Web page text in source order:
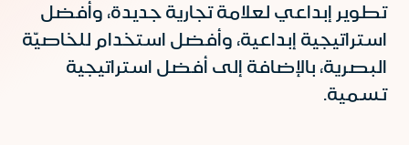
تطوير إبداعي لعلامة تجارية جديدة، وأفضل
استراتيجية إبداعية، وأفضل استخدام للخاصيّة
البصرية، بالإضافة إلى أفضل استراتيجية
تسمية.